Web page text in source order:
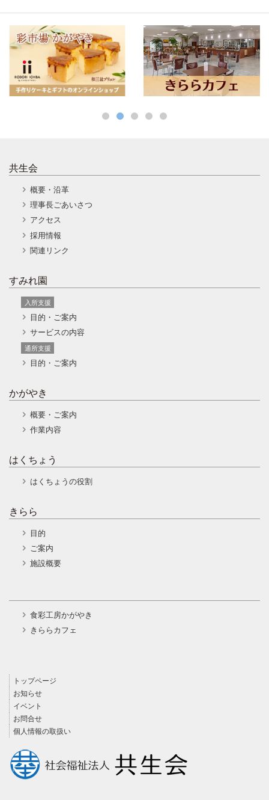
共生会
概要・沿革
理事長ごあいさつ
アクセス
採用情報
関連リンク
すみれ園
入所支援
目的・ご案内
サービスの内容
通所支援
目的・ご案内
かがやき
概要・ご案内
作業内容
はくちょう
はくちょうの役割
きらら
目的
ご案内
施設概要
食彩工房かがやき
きららカフェ
トップページ
お知らせ
イベント
お問合せ
個人情報の取扱い